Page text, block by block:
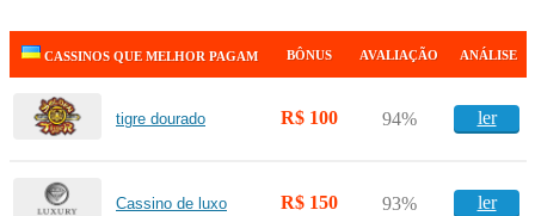
CASSINOS QUE MELHOR PAGAM BÔNUS AVALIAÇÃO ANÁLISE
tigre dourado R$ 100 94% ler
Cassino de luxo R$ 150 93% ler